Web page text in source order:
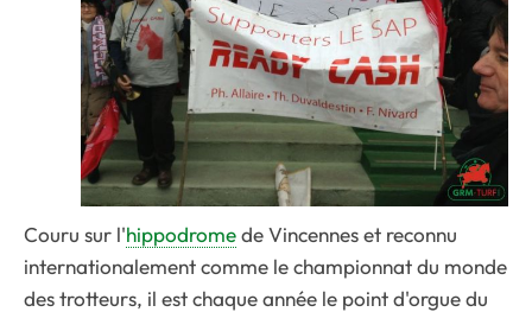
Couru sur l'hippodromede Vincennes et reconnu
internationalement comme le championnat du monde
des trotteurs, il est chaque année le point d'orgue du